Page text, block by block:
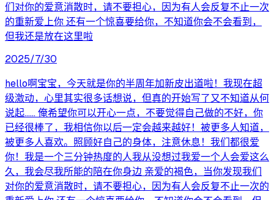
们对你的爱意消散时，请不要担心，因为有人会反复不止一次
的重新爱上你 还有一个惊喜要给你，不知道你会不会看到，
但我还是放在这里啦
2025/7/30
hello啊宝宝，今天就是你的半周年加新皮出道啦！我现在超
级激动，心里其实很多话想说，但真的开始写了又不知道从何
说起…… 俺希望你可以开心一点，不要觉得自己做的不好，你
已经很棒了，我相信你以后一定会越来越好！被更多人知道，
被更多人喜欢。照顾好自己的身体，注意休息！我们都很爱
你！我是一个三分钟热度的人我从没想过我爱一个人会爱这么
久，我会尽我所能的陪在你身边 亲爱的褐色，当你发现我们
对你的爱意消散时，请不要担心，因为有人会反复不止一次的